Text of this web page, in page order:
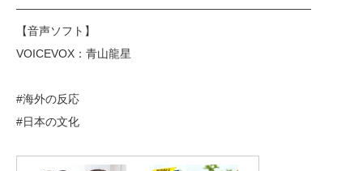
――――――――――――――――――――――――――
【音声ソフト】
VOICEVOX：青山龍星
#海外の反応
#日本の文化